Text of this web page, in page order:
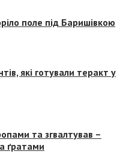
поле під Баришівкою
які готували теракт у
та згвалтував –
ґратами